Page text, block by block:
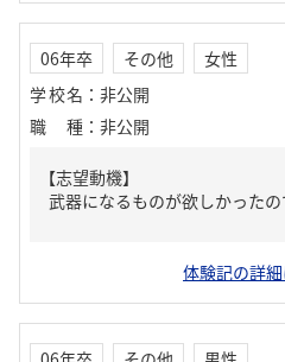
06年卒 その他
女性
学校名 ： 非公開
職種 ： 非公開
【志望動機】
武器になるものが欲しかったの
体験記の詳